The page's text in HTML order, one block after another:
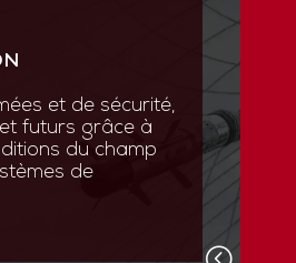
et de sécurité,
futurs grâce à
du champ
de
au cœur de sa R&D
et
comme la réalité